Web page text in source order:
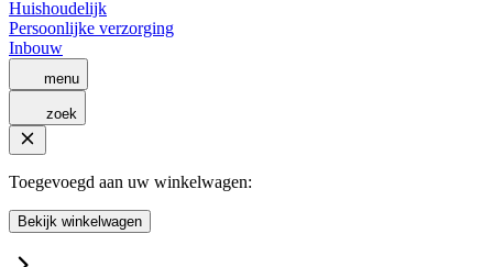
Huishoudelijk
Persoonlijke verzorging
Inbouw
menu
zoek
Toegevoegd aan uw winkelwagen:
Bekijk winkelwagen